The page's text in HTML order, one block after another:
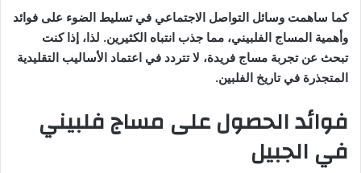
كما ساهمت وسائل التواصل الاجتماعي في تسليط الضوء على فوائد
وأهمية المساج الفلبيني، مما جذب انتباه الكثيرين. لذا، إذا كنت
تبحث عن تجربة مساج فريدة، لا تتردد في اعتماد الأساليب التقليدية
المتجذرة في تاريخ الفلبين.
فوائد الحصول على مساج فلبيني
في الجبيل